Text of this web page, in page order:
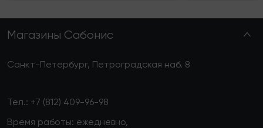
Магазины Сабонис
Санкт-Петербург, Петроградская наб. 8
Тел.: +7 (812) 409-96-98
Время работы: ежедневно,